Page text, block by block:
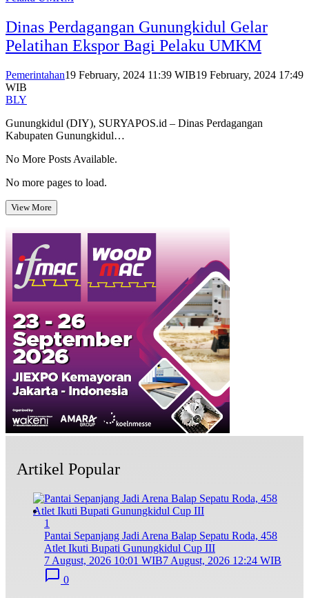
Dinas Perdagangan Gunungkidul Gelar
Pelatihan Ekspor Bagi Pelaku UMKM
Pemerintahan19 February, 2024 11:39 WIB19 February, 2024 17:49
WIB
BLY
Gunungkidul (DIY), SURYAPOS.id – Dinas Perdagangan
Kabupaten Gunungkidul…
No More Posts Available.
No more pages to load.
View More
Artikel Popular
1
Pantai Sepanjang Jadi Arena Balap Sepatu Roda, 458
Atlet Ikuti Bupati Gunungkidul Cup III
7 August, 2026 10:01 WIB7 August, 2026 12:24 WIB
0